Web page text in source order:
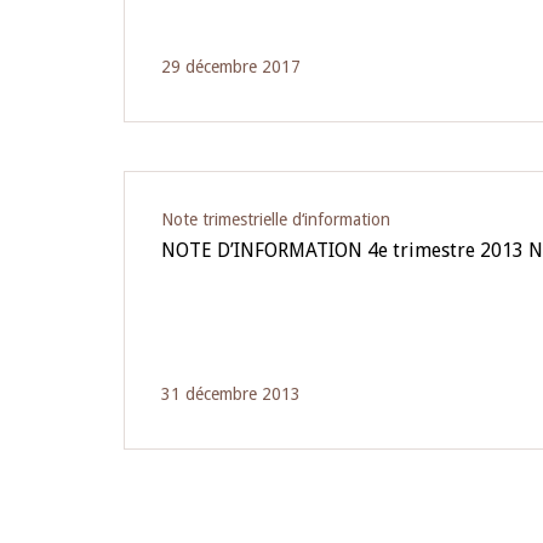
29 décembre 2017
Note trimestrielle d‘information
NOTE D’INFORMATION 4e trimestre 2013
31 décembre 2013